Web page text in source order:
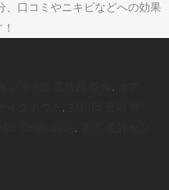
、口コミやニキビなどへの効果